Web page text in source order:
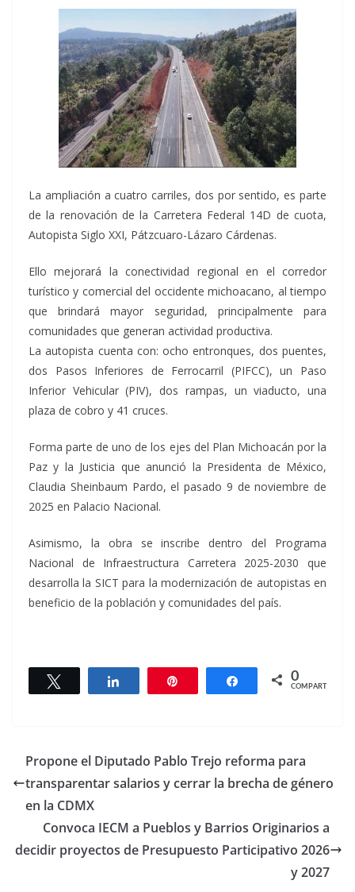
La ampliación a cuatro carriles, dos por sentido, es parte
de la renovación de la Carretera Federal 14D de cuota,
Autopista Siglo XXI, Pátzcuaro-Lázaro Cárdenas.
Ello mejorará la conectividad regional en el corredor
turístico y comercial del occidente michoacano, al tiempo
que brindará mayor seguridad, principalmente para
comunidades que generan actividad productiva.
La autopista cuenta con: ocho entronques, dos puentes,
dos Pasos Inferiores de Ferrocarril (PIFCC), un Paso
Inferior Vehicular (PIV), dos rampas, un viaducto, una
plaza de cobro y 41 cruces.
Forma parte de uno de los ejes del Plan Michoacán por la
Paz y la Justicia que anunció la Presidenta de México,
Claudia Sheinbaum Pardo, el pasado 9 de noviembre de
2025 en Palacio Nacional.
Asimismo, la obra se inscribe dentro del Programa
Nacional de Infraestructura Carretera 2025-2030 que
desarrolla la SICT para la modernización de autopistas en
beneficio de la población y comunidades del país.
Twittear Compartir Compartir
0
COMPARTIR
Propone el Diputado Pablo Trejo reforma para
transparentar salarios y cerrar la brecha de género
en la CDMX
Convoca IECM a Pueblos y Barrios Originarios a
decidir proyectos de Presupuesto Participativo 2026
y 2027